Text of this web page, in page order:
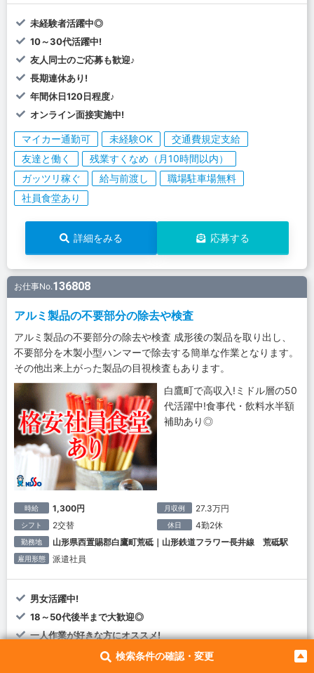
検索条件の確認・変更
未経験者活躍中◎
10～30代活躍中!
友人同士のご応募も歓迎♪
長期連休あり!
年間休日120日程度♪
オンライン面接実施中!
マイカー通勤可 未経験OK
交通費規定支給
友達と働く
残業すくなめ（月10時間以内）
ガッツリ稼ぐ
給与前渡し
職場駐車場無料
社員食堂あり
詳細をみる 応募する
お仕事No.136808
アルミ製品の不要部分の除去や検査
アルミ製品の不要部分の除去や検査 成形後の製品を取り出し、
不要部分を木製小型ハンマーで除去する簡単な作業となります。
その他出来上がった製品の目視検査もあります。
白鷹町で高収入!ミドル層の50
代活躍中!食事代・飲料水半額
補助あり◎
時給 1,300円 月収例 27.3万円
シフト 2交替 休日 4勤2休
勤務地 山形県西置賜郡白鷹町荒砥｜山形鉄道フラワー長井線 荒砥駅
雇用形態 派遣社員
男女活躍中!
18～50代後半まで大歓迎◎
一人作業が好きな方にオススメ!
年末年始・お盆・GWの長期休暇あり◎